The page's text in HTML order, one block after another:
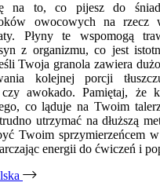
na to, co pijesz do
owocowych na
Płyny te wspomogą
z organizmu, co jest
Twoja granola zawiera
kolejnej porcji
czy awokado. Pamiętaj, że
co ląduje na Twoim
utrzymać na dłuższą
Twoim sprzymierzeńcem
energii do ćwiczeń i